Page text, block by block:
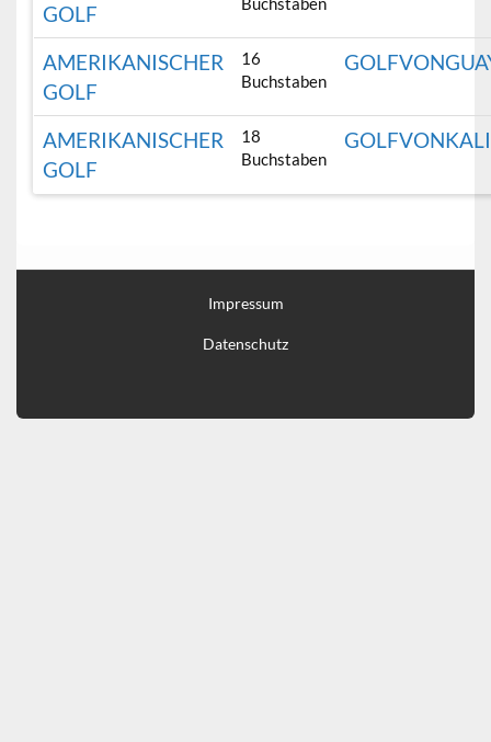
GOLF
AMERIKANISCHER
GOLF
16
Buchstaben
AMERIKANISCHER
GOLF
18
Buchstaben
Impressum
Datenschutz